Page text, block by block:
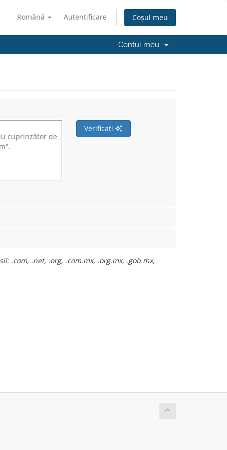
Română Autentificare Coșul meu
Contul meu
Verificați
.com, .net, .org, .com.mx, .org.mx, .gob.mx,